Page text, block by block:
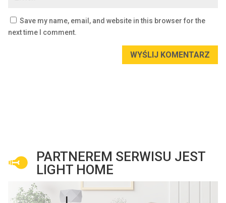
Save my name, email, and website in this browser for the
next time I comment.
WYŚLIJ KOMENTARZ
PARTNEREM SERWISU JEST
LIGHT HOME